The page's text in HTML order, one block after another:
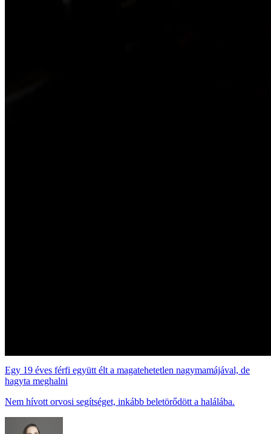
Egy 19 éves férfi együtt élt a magatehetetlen nagymamájával, de
hagyta meghalni
Nem hívott orvosi segítséget, inkább beletörődött a halálába.